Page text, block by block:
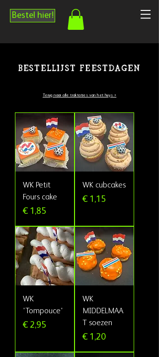
Bestel hier!
Bestellijst feestdagen
Terug naar alle traktaties van het huys >
WK Petit
Fours cake
Prijs
€ 1,85
WK cubcakes
Prijs
€ 1,15
WK
'Tompouce'
Prijs
€ 2,95
WK
MIDDELMAA
T soezen
Prijs
€ 1,20